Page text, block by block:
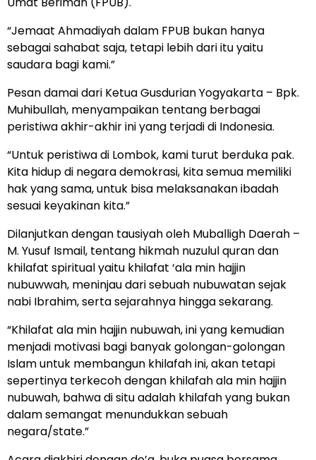
“Jemaat Ahmadiyah dalam FPUB bukan hanya
sebagai sahabat saja, tetapi lebih dari itu yaitu
saudara bagi kami.”
Pesan damai dari Ketua Gusdurian Yogyakarta – Bpk.
Muhibullah, menyampaikan tentang berbagai
peristiwa akhir-akhir ini yang terjadi di Indonesia.
“Untuk peristiwa di Lombok, kami turut berduka pak.
Kita hidup di negara demokrasi, kita semua memiliki
hak yang sama, untuk bisa melaksanakan ibadah
sesuai keyakinan kita.”
Dilanjutkan dengan tausiyah oleh Muballigh Daerah –
M. Yusuf Ismail, tentang hikmah nuzulul quran dan
khilafat spiritual yaitu khilafat ‘ala min hajjin
nubuwwah, meninjau dari sebuah nubuwatan sejak
nabi Ibrahim, serta sejarahnya hingga sekarang.
“Khilafat ala min hajjin nubuwah, ini yang kemudian
menjadi motivasi bagi banyak golongan-golongan
Islam untuk membangun khilafah ini, akan tetapi
sepertinya terkecoh dengan khilafah ala min hajjin
nubuwah, bahwa di situ adalah khilafah yang bukan
dalam semangat menundukkan sebuah
negara/state.”